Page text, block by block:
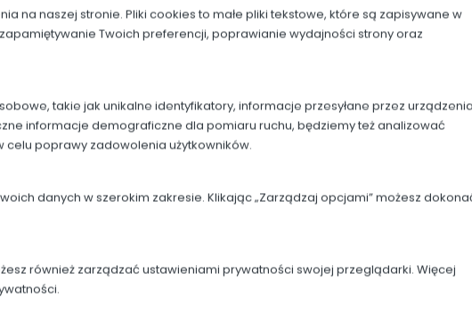
na naszej stronie. Pliki cookies to małe pliki tekstowe, które są zapisywane w
Twoich preferencji, poprawianie wydajności strony oraz
takie jak unikalne identyfikatory, informacje przesyłane przez urządzenia
informacje demograficzne dla pomiaru ruchu, będziemy też analizować
celu poprawy zadowolenia użytkowników.
danych w szerokim zakresie. Klikając „Zarządzaj opcjami” możesz
również zarządzać ustawieniami prywatności swojej przeglądarki. Więcej